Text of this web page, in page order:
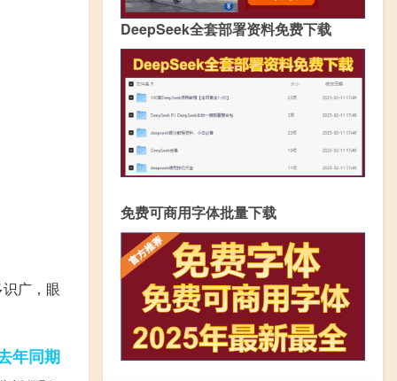
广，眼
年同期
DeepSeek全套部署资料免费下载
免费可商用字体批量下载